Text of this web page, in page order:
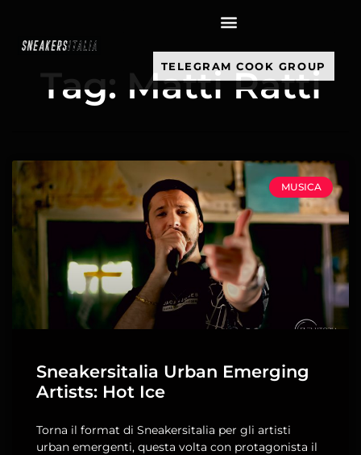
TELEGRAM COOK GROUP
Tag: Matti Ratti
MUSICA
Sneakersitalia Urban Emerging
Artists: Hot Ice
Torna il format di Sneakersitalia per gli artisti
urban emergenti, questa volta con protagonista il